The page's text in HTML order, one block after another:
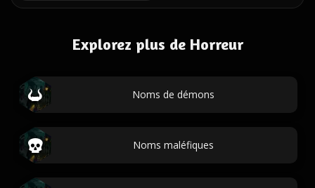
Explorez plus de Horreur
Noms de démons
Noms maléfiques